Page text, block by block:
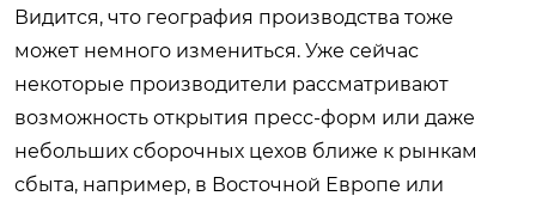
Видится, что география производства тоже
может немного измениться. Уже сейчас
некоторые производители рассматривают
возможность открытия пресс-форм или даже
небольших сборочных цехов ближе к рынкам
сбыта, например, в Восточной Европе или